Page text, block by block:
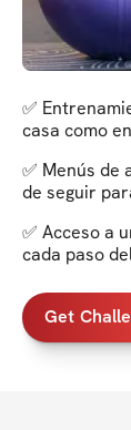
✅
casa como
✅ Menús de
de seguir
✅ Acceso a
cada paso
Get